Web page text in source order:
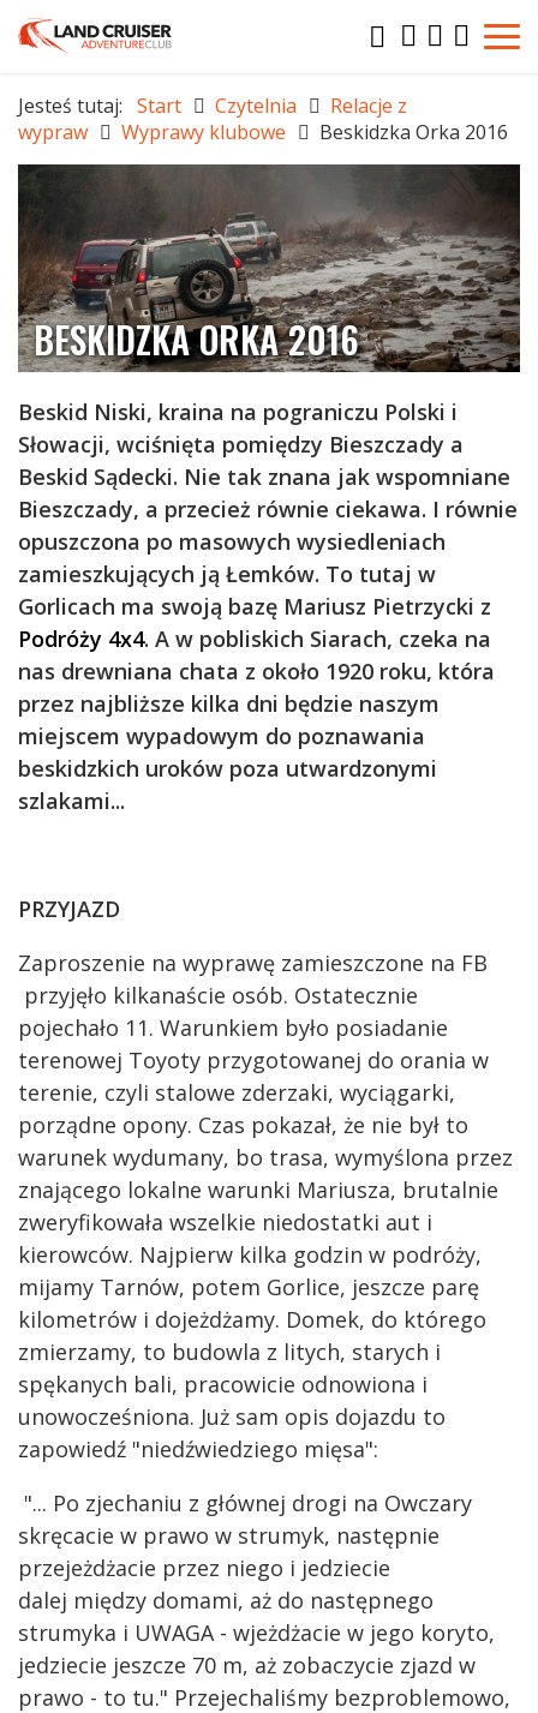
Jesteś tutaj: Start Czytelnia
Relacje z
wypraw
Wyprawy klubowe Beskidzka Orka 2016
BESKIDZKA ORKA 2016
Beskid Niski, kraina na pograniczu Polski i
Słowacji, wciśnięta pomiędzy Bieszczady a
Beskid Sądecki. Nie tak znana jak wspomniane
Bieszczady, a przecież równie ciekawa. I równie
opuszczona po masowych wysiedleniach
zamieszkujących ją Łemków. To tutaj w
Gorlicach ma swoją bazę Mariusz Pietrzycki z
Podróży 4x4. A w pobliskich Siarach, czeka na
nas drewniana chata z około 1920 roku, która
przez najbliższe kilka dni będzie naszym
miejscem wypadowym do poznawania
beskidzkich uroków poza utwardzonymi
szlakami...
PRZYJAZD
Zaproszenie na wyprawę zamieszczone na FB
przyjęło kilkanaście osób. Ostatecznie
pojechało 11. Warunkiem było posiadanie
terenowej Toyoty przygotowanej do orania w
terenie, czyli stalowe zderzaki, wyciągarki,
porządne opony. Czas pokazał, że nie był to
warunek wydumany, bo trasa, wymyślona przez
znającego lokalne warunki Mariusza, brutalnie
zweryfikowała wszelkie niedostatki aut i
kierowców. Najpierw kilka godzin w podróży,
mijamy Tarnów, potem Gorlice, jeszcze parę
kilometrów i dojeżdżamy. Domek, do którego
zmierzamy, to budowla z litych, starych i
spękanych bali, pracowicie odnowiona i
unowocześniona. Już sam opis dojazdu to
zapowiedź "niedźwiedziego mięsa":
"... Po zjechaniu z głównej drogi na Owczary
skręcacie w prawo w strumyk, następnie
przejeżdżacie przez niego i jedziecie
dalej między domami, aż do następnego
strumyka i UWAGA - wjeżdżacie w jego koryto,
jedziecie jeszcze 70 m, aż zobaczycie zjazd w
prawo - to tu." Przejechaliśmy bezproblemowo,